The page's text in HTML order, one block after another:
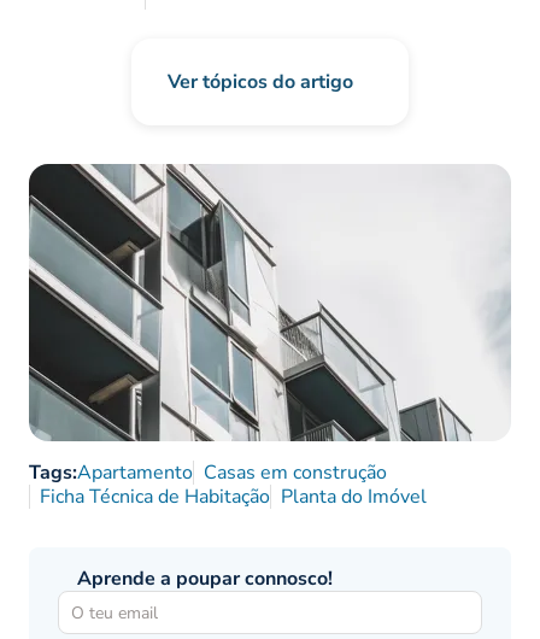
Ver tópicos do artigo
Tags:Apartamento Casas em construção
Ficha Técnica de Habitação Planta do Imóvel
Aprende a poupar connosco!